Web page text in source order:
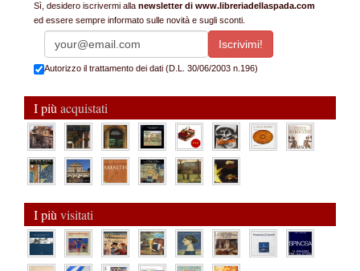
Sì, desidero iscrivermi alla newsletter di www.libreriadellaspada.com
ed essere sempre informato sulle novità e sugli sconti.
Autorizzo il trattamento dei dati (D.L. 30/06/2003 n.196)
I più acquistati
I più visitati